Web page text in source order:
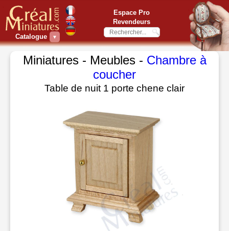
Catalogue ▼
Espace Pro
Revendeurs
Miniatures - Meubles - Chambre à
coucher
Table de nuit 1 porte chene clair